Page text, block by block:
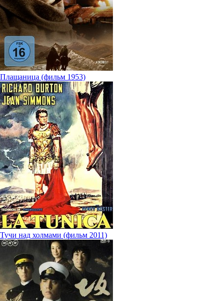
Плащаница (фильм 1953)
Тучи над холмами (фильм 2011)